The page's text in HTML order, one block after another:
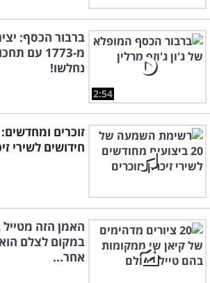
2:54
ברבור הכסף:
מ-1773 עם
נחלשו!
חידושים לשירי
האמן הזה
במקום לצלם
אחר...